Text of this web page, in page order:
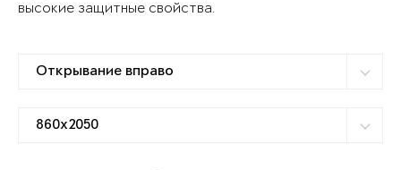
высокие защитные свойства.